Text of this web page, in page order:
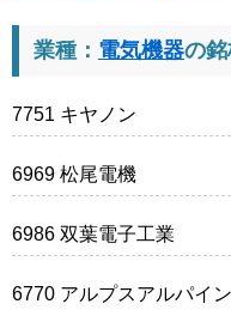
業種： 電気機器の
7751 キヤノン
6969 松尾電機
6986 双葉電子工業
6770 アルプスアルパイン